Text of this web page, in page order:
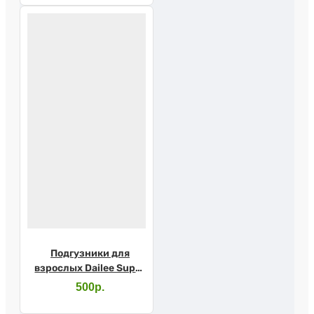
Подгузники для
взрослых Dailee Super
Medium №10
500р.